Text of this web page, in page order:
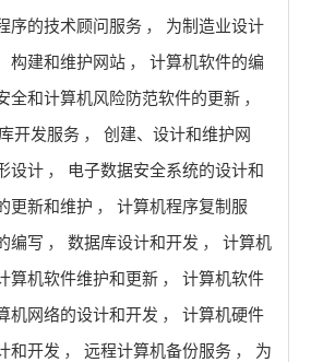
序的技术顾问服务 ，
为制造业设计
构建和维护网站 ，
计算机软件的编
全和计算机风险防范软件的更新 ，
开发服务 ，
创建、设计和维护网
设计 ，
电子数据安全系统的设计和
更新和维护 ，
计算机程序复制服
编写 ， 数据库设计和开发 ，
计算机
算机软件维护和更新 ，
计算机软件
机网络的设计和开发 ，
计算机硬件
和开发 ， 远程计算机备份服务 ，
为